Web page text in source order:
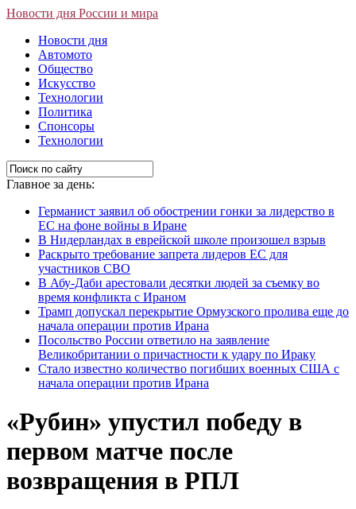
Новости дня России и мира
Новости дня
Автомото
Общество
Искусство
Технологии
Политика
Спонсоры
Технологии
Главное за день:
Германист заявил об обострении гонки за лидерство в
ЕС на фоне войны в Иране
В Нидерландах в еврейской школе произошел взрыв
Раскрыто требование запрета лидеров ЕС для
участников СВО
В Абу-Даби арестовали десятки людей за съемку во
время конфликта с Ираном
Трамп допускал перекрытие Ормузского пролива еще до
начала операции против Ирана
Посольство России ответило на заявление
Великобритании о причастности к удару по Ираку
Стало известно количество погибших военных США с
начала операции против Ирана
«Рубин» упустил победу в
первом матче после
возвращения в РПЛ